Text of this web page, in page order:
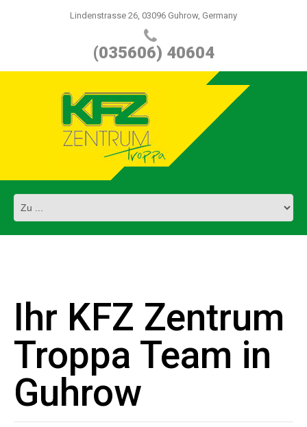
Lindenstrasse 26, 03096 Guhrow, Germany
(035606) 40604
Ihr KFZ Zentrum
Troppa Team in
Guhrow